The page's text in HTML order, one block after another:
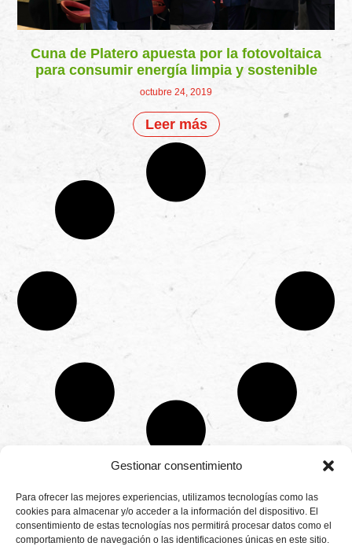
Gestionar consentimiento
Para ofrecer las mejores experiencias, utilizamos tecnologías como las
cookies para almacenar y/o acceder a la información del dispositivo. El
consentimiento de estas tecnologías nos permitirá procesar datos como el
comportamiento de navegación o las identificaciones únicas en este sitio.
Cuna de Platero apuesta por la fotovoltaica
para consumir energía limpia y sostenible
octubre 24, 2019
Leer más
Productores
de
fresas,
CONTÁCTANOS
Camino de
Montemayor s/n
21800 Moguer.
Huelva ESPAÑA.
Aviso legal
Política de
privacidad